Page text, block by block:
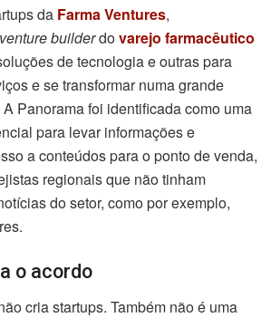
da Farma Ventures,
builderdovarejo farmacêutico
de tecnologia e outras para
e se transformar numa grande
Panorama foi identificada como uma
para levar informações e
a conteúdos para o ponto de venda,
regionais que não tinham
do setor, como por exemplo,
o acordo
cria startups. Também não é uma